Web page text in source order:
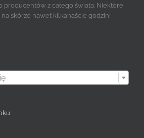
producentów z całego świata. Niektóre
skórze nawet kilkanaście godzin!